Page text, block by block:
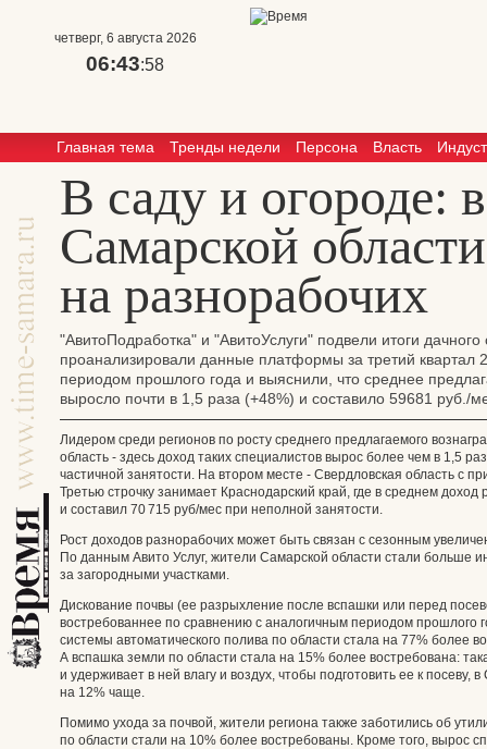
четверг, 6 августа 2026
06:43:59
Главная тема Тренды недели Персона Власть
В саду и огороде: в
Самарской
на разнорабочих
"АвитоПодработка" и "АвитоУслуги" подвели итоги
проанализировали данные платформы за третий квартал
периодом прошлого года и выяснили, что среднее
выросло почти в 1,5 раза (+48%) и составило 59681 руб./
Лидером среди регионов по росту среднего предлагаемого
область - здесь доход таких специалистов вырос более чем в 1,5
частичной занятости. На втором месте - Свердловская область с
Третью строчку занимает Краснодарский край, где в среднем
и составил 70 715 руб/мес при неполной занятости.
Рост доходов разнорабочих может быть связан с сезонным
По данным Авито Услуг, жители Самарской области стали больше
за загородными участками.
Дискование почвы (ее разрыхление после вспашки или перед
востребованнее по сравнению с аналогичным периодом прошлого
системы автоматического полива по области стала на 77% более
А вспашка земли по области стала на 15% более востребована:
и удерживает в ней влагу и воздух, чтобы подготовить ее к
на 12% чаще.
Помимо ухода за почвой, жители региона также заботились об
по области стали на 10% более востребованы. Кроме того, вырос